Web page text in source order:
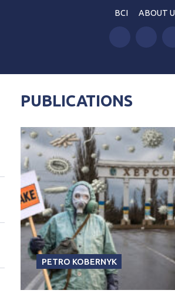
BCI ABOUT
PUBLICATIONS
PETRO KOBERNYK